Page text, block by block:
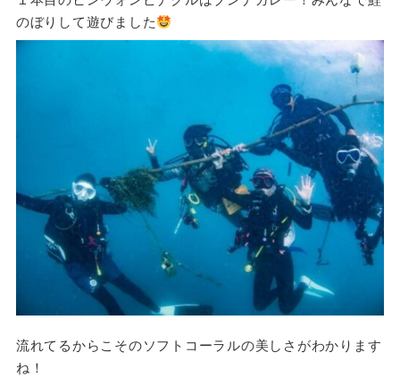
のぼりして遊びました
流れてるからこそのソフトコーラルの美しさがわかります
ね！